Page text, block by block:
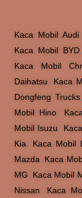
Kaca Mobil Audi
Kaca Mobil BYD
Kaca Mobil
Daihatsu
Kaca
Dongfeng Trucks,
Mobil Hino
Mobil Isuzu
Kia
Kaca Mobil
Mazda
Kaca
MG
Kaca Mobil
Nissan
Kaca